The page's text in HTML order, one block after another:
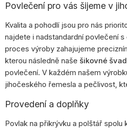
Povlečení pro vás šijeme v
Kvalita a pohodlí jsou pro nás
najdete i nadstandardní povlečení
proces výroby zahajujeme
kterou následně naše šikovné
povlečení. V každém našem
jihočeského řemesla a pečlivost,
Provedení a doplňky
Povlak na přikrývku a polštář spolu